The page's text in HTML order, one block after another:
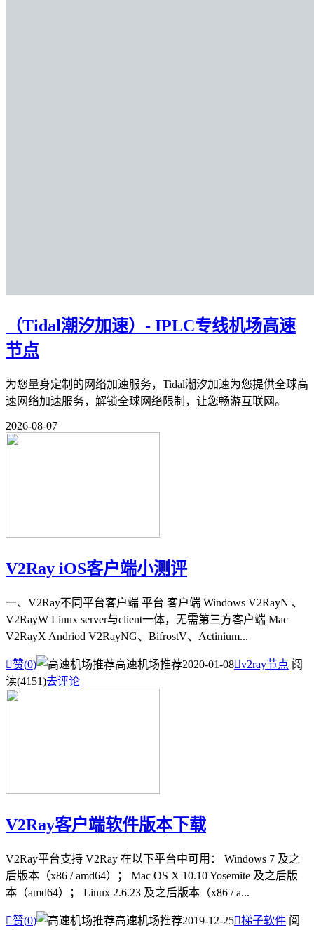
（Tidal潮汐加速）- IPLC专线机场高速
节点
为您量身定制的网络加速服务，Tidal潮汐加速为您提供全球高
速网络加速服务，解锁全球网络限制，让您畅游互联网。
2026-08-07
V2Ray iOS客户端小测评
一、V2Ray不同平台客户端 平台 客户端 Windows V2RayN 、
V2RayW Linux server与client一体，无需第三方客户端 Mac
V2RayX Andriod V2RayNG、BifrostV、Actinium...
赞(0) 高速机场推荐2020-01-08v2ray节点 阅
读(4151)去评论
V2Ray客户端软件版本下载
V2Ray平台支持 V2Ray 在以下平台中可用： Windows 7 及之
后版本（x86 / amd64）； Mac OS X 10.10 Yosemite 及之后版
本（amd64）； Linux 2.6.23 及之后版本（x86 / a...
赞(0) 高速机场推荐2019-12-25梯子软件 阅